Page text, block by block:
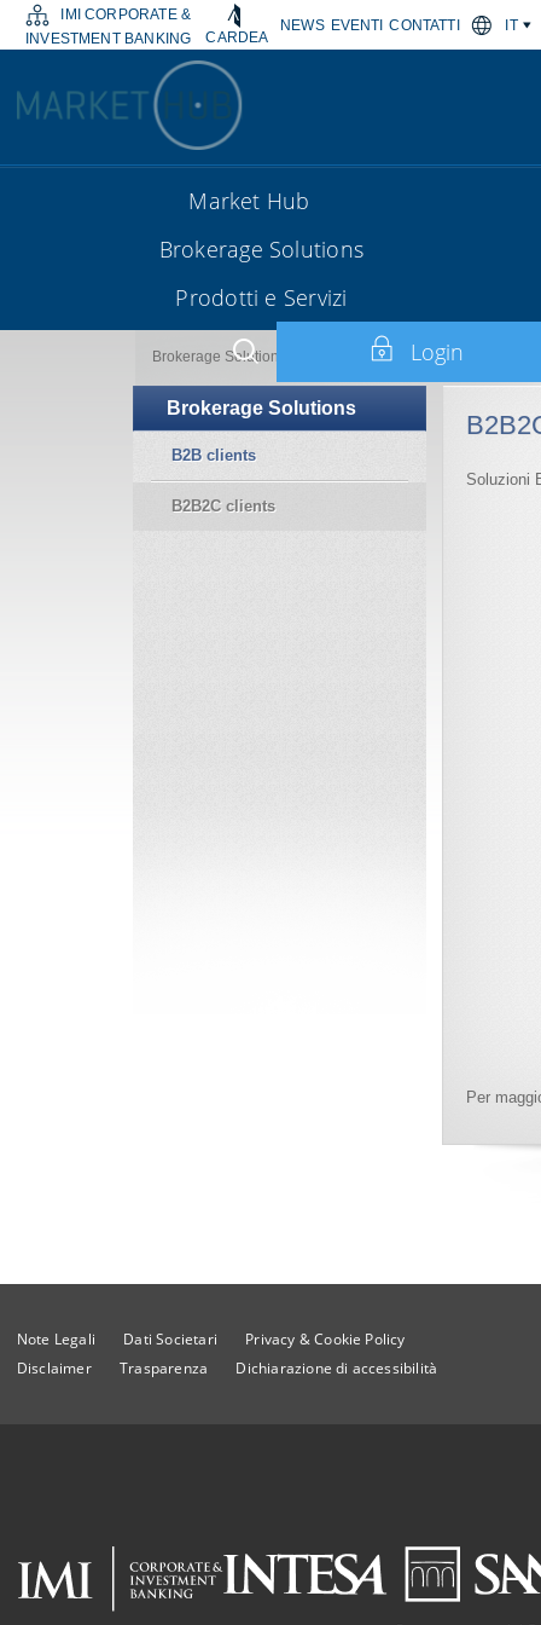
IMI CORPORATE &
INVESTMENT BANKING
CARDEA
NEWS EVENTI CONTATTI IT
Market Hub
Brokerage Solutions
Prodotti e Servizi
Login
Brokerage Solutions B2B2C clients
Brokerage Solutions
B2B clients
B2B2C clients
Soluzioni
Per
Note Legali Dati Societari
Privacy & Cookie Policy
Disclaimer
Trasparenza Dichiarazione di accessibilità